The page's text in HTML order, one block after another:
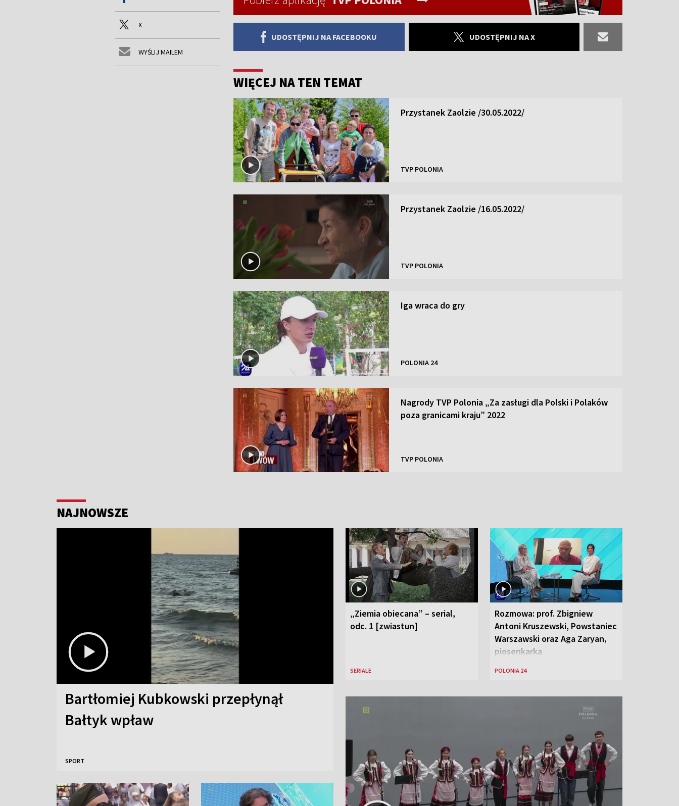
X
WYŚLIJ MAILEM
UDOSTĘPNIJ NA FACEBOOKU UDOSTĘPNIJ NA X
WIĘCEJ NA TEN TEMAT
Przystanek Zaolzie /30.05.2022/
TVP POLONIA
Przystanek Zaolzie /16.05.2022/
TVP POLONIA
Iga wraca do gry
POLONIA 24
Nagrody TVP Polonia „Za zasługi dla Polski i Polaków
poza granicami kraju” 2022
TVP POLONIA
NAJNOWSZE
Bartłomiej Kubkowski przepłynął
Bałtyk wpław
SPORT
„Ziemia obiecana” – serial,
odc. 1 [zwiastun]
SERIALE
Rozmowa: prof. Zbigniew
Antoni Kruszewski, Powstaniec
Warszawski oraz Aga Zaryan,
piosenkarka
POLONIA 24